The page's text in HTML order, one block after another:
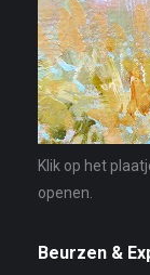
Klik op het
openen.
Beurzen &